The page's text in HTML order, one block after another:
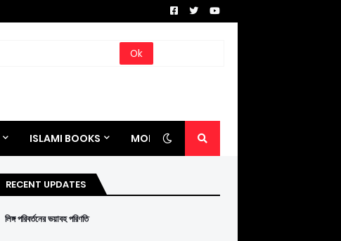
ISLAMI BOOKS MORE
RECENT UPDATES
লিঙ্গ পরিবর্তনের ভয়াবহ পরিণতি